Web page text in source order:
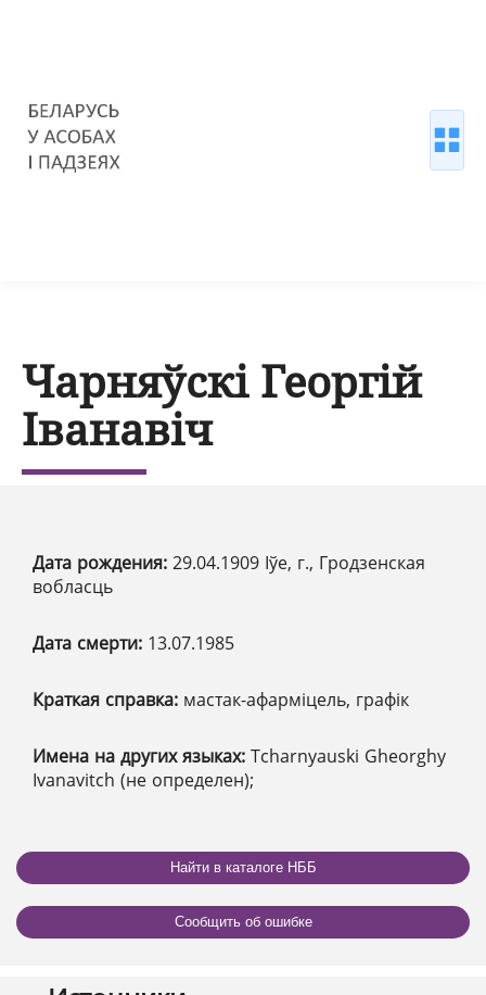
Чарняўскі Георгій
Іванавіч
Дата рождения: 29.04.1909 Іўе, г., Гродзенская
вобласць
Дата смерти: 13.07.1985
Краткая справка: мастак-афарміцель, графік
Имена на других языках: Tcharnyauski Gheorghy
Ivanavitch (не определен);
Найти в каталоге НББ
Сообщить об ошибке